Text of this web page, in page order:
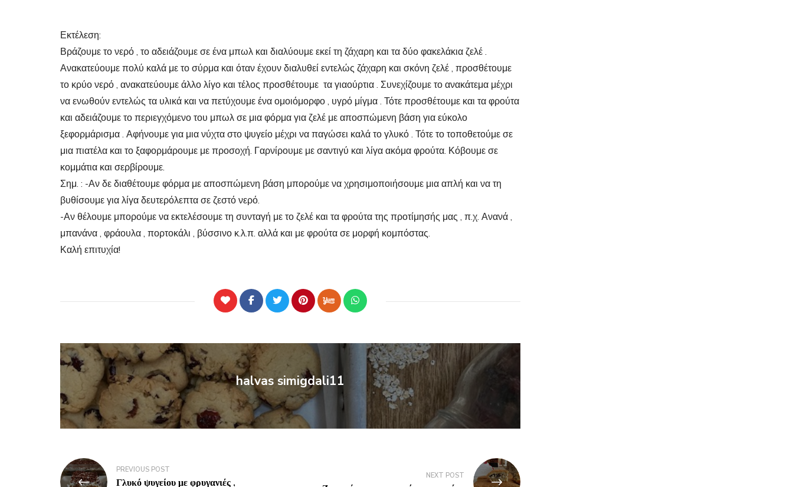
Εκτέλεση:
Βράζουμε το νερό , το αδειάζουμε σε ένα μπωλ και διαλύουμε εκεί τη ζάχαρη και τα δύο φακελάκια ζελέ .
Ανακατεύουμε πολύ καλά με το σύρμα και όταν έχουν διαλυθεί εντελώς ζάχαρη και σκόνη ζελέ , προσθέτουμε
το κρύο νερό , ανακατεύουμε άλλο λίγο και τέλος προσθέτουμε τα γιαούρτια . Συνεχίζουμε το ανακάτεμα μέχρι
να ενωθούν εντελώς τα υλικά και να πετύχουμε ένα ομοιόμορφο , υγρό μίγμα . Τότε προσθέτουμε και τα φρούτα
και αδειάζουμε το περιεγχόμενο του μπωλ σε μια φόρμα για ζελέ με αποσπώμενη βάση για εύκολο
ξεφορμάρισμα . Αφήνουμε για μια νύχτα στο ψυγείο μέχρι να παγώσει καλά το γλυκό . Τότε το τοποθετούμε σε
μια πιατέλα και το ξαφορμάρουμε με προσοχή. Γαρνίρουμε με σαντιγύ και λίγα ακόμα φρούτα. Κόβουμε σε
κομμάτια και σερβίρουμε.
Σημ. : -Αν δε διαθέτουμε φόρμα με αποσπώμενη βάση μπορούμε να χρησιμοποιήσουμε μια απλή και να τη
βυθίσουμε για λίγα δευτερόλεπτα σε ζεστό νερό.
-Αν θέλουμε μπορούμε να εκτελέσουμε τη συνταγή με το ζελέ και τα φρούτα της προτίμησής μας , π.χ. Ανανά ,
μπανάνα , φράουλα , πορτοκάλι , βύσσινο κ.λ.π. αλλά και με φρούτα σε μορφή κομπόστας.
Καλή επιτυχία!
halvas simigdali11
PREVIOUS POST
Γλυκό ψυγείου με φρυγανιές ,
NEXT POST